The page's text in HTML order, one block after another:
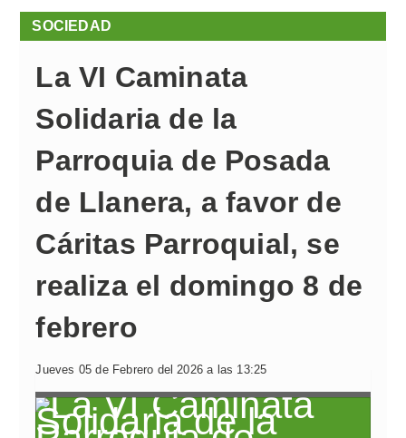
SOCIEDAD
La VI Caminata
Solidaria de la
Parroquia de Posada
de Llanera, a favor de
Cáritas Parroquial, se
realiza el domingo 8 de
febrero
Jueves 05 de Febrero del 2026 a las 13:25